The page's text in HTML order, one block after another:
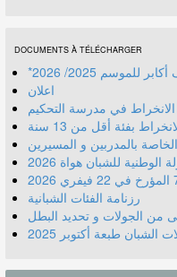
DOCUMENTS À TÉLÉCHARGER
2025/ 2026
اعلان
في مدرسة التحكيم
بفئة أقل من 13 سنة
بالمدربين و المسيرين
رزنامة الفئات الشبانية
من الجولات و تحديد البطل
الشبان طبعة أكتوبر 2025